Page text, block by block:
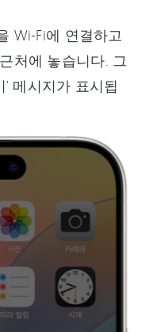
Wi-Fi에 연결하고
처에 놓습니다. 그
메시지가 표시됩